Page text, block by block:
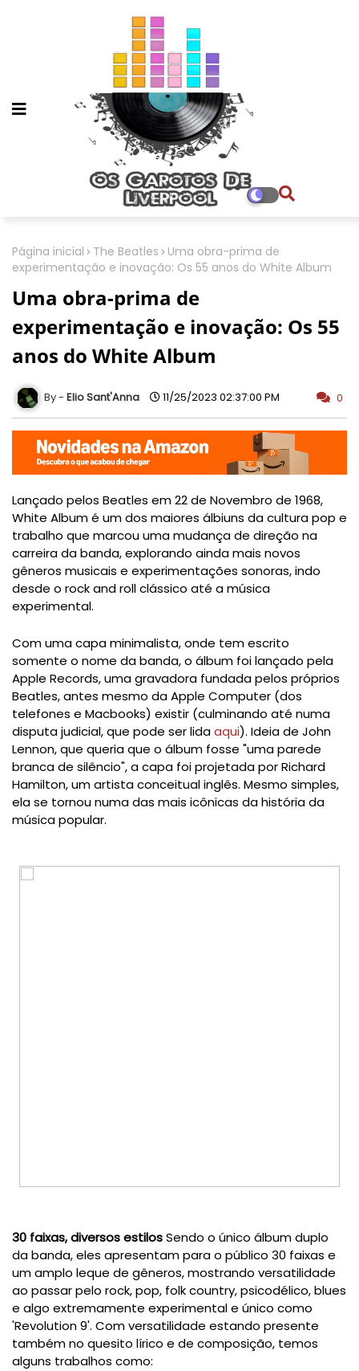
Página inicial The Beatles
Uma obra-prima de
experimentação e inovação: Os 55 anos do White Album
Uma obra-prima de
experimentação e inovação: Os 55
anos do White Album
Elio Sant'Anna 11/25/2023 02:37:00 PM 0
Lançado pelos Beatles em 22 de Novembro de 1968,
White Album é um dos maiores álbiuns da cultura pop e
trabalho que marcouuma mudança de direção na
carreira da banda,explorando ainda mais novos
gêneros musicais e experimentações sonoras, indo
desde o rock and roll clássico até a música
experimental.
Com uma capa minimalista, onde tem escrito
somente o nome da banda, o álbum foi lançado pela
Apple Records, uma gravadora fundada pelos próprios
Beatles, antes mesmo da Apple Computer (dos
telefones e Macbooks) existir (culminando até numa
disputa judicial, que pode ser lidaaqui). Ideia de John
Lennon, que queria que o álbum fosse "uma parede
branca de silêncio", a capa foi projetada por Richard
Hamilton, um artista conceitual inglês. Mesmo simples,
ela se tornou numa das mais icônicas da história da
música popular.
30 faixas, diversos estilosSendo o único álbum duplo
da banda, eles apresentam para o público 30 faixas e
um amplo leque de gêneros, mostrando versatilidade
ao passar pelo rock, pop, folk country, psicodélico, blues
e algo extremamente experimental e único como
'Revolution 9'. Com versatilidade estando presente
também no quesito lírico e de composição, temos
alguns trabalhos como: